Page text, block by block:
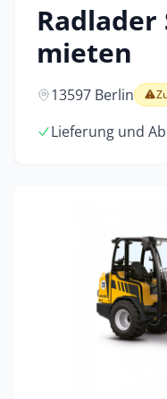
Radlader
mieten
13597 Berlin
Lieferung und